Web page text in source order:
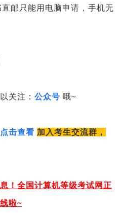
邮只能用电脑申请，手机无
关注： 公众号 哦~
点击查看 加入考生交流群，
！全国计算机等级考试网正
啦~